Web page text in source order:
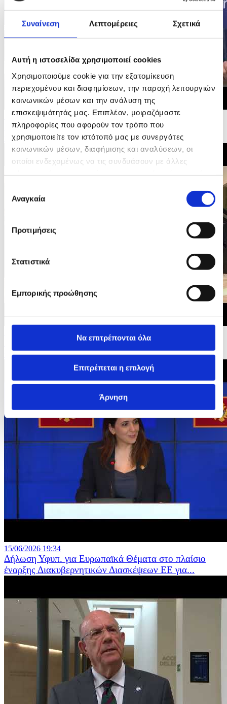
Συναίνεση Λεπτομέρειες Σχετικά
Αυτή η ιστοσελίδα χρησιμοποιεί cookies
Χρησιμοποιούμε cookie για την εξατομίκευση
περιεχομένου και διαφημίσεων, την παροχή λειτουργιών
κοινωνικών μέσων και την ανάλυση της
επισκεψιμότητάς μας. Επιπλέον, μοιραζόμαστε
πληροφορίες που αφορούν τον τρόπο που
χρησιμοποιείτε τον ιστότοπό μας με συνεργάτες
κοινωνικών μέσων, διαφήμισης και αναλύσεων, οι
οποίοι ενδεχομένως να τις συνδυάσουν με άλλες
των υπηρεσιών τους.
συγκατάθεσης
Αναγκαία
Προτιμήσεις
Στατιστικά
Εμπορικής προώθησης
Να επιτρέπονται όλα
Επιτρέπεται η επιλογή
Άρνηση
16/06/2026 09:01
Ψηφοφορία στην Επιτροπή Ευρωκοινοβουλίου και
υπογραφή συμφωνίας δικαιώματων επιβατών...
Διακυβερνητικές Διασκέψεις της ΕΕ με Μαυροβούνιο,
Ουκρανία και Μολδαβία - Οικογενειακή...
15/06/2026 19:34
Δήλωση Υφυπ. για Ευρωπαϊκά Θέματα στο πλαίσιο
έναρξης Διακυβερνητικών Διασκέψεων ΕΕ για...